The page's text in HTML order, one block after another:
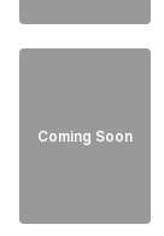
Coming Soon